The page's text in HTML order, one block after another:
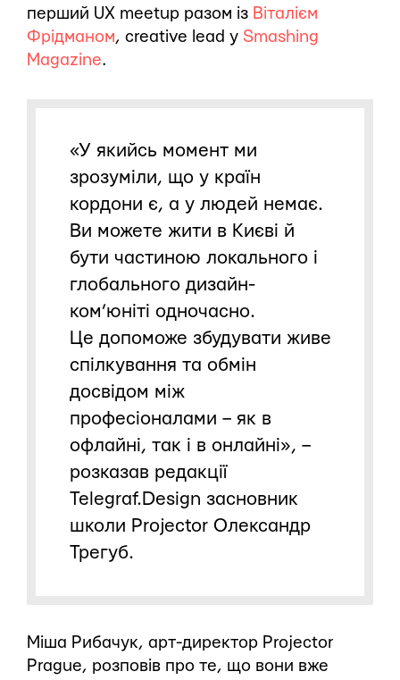
перший UX meetup разом із Віталієм
Фрідманом, creative lead у Smashing
Magazine.
«У якийсь момент ми
зрозуміли, що у країн
кордони є, а у людей немає.
Ви можете жити в Києві й
бути частиною локального і
глобального дизайн-
ком’юніті одночасно.
Це допоможе збудувати живе
спілкування та обмін
досвідом між
професіоналами – як в
офлайні, так і в онлайні», –
розказав редакції
Telegraf.Design засновник
школи Projector Олександр
Трегуб.
Міша Рибачук, арт-директор Projector
Prague, розповів про те, що вони вже